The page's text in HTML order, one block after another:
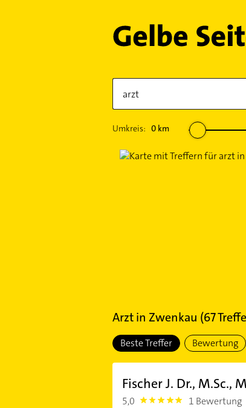
Umkreis: 0km
Arztin Zwenkau (67
Beste Treffer Bewertung
Fischer J. Dr., M.Sc.,
5,0 5.0 1 Bewertung